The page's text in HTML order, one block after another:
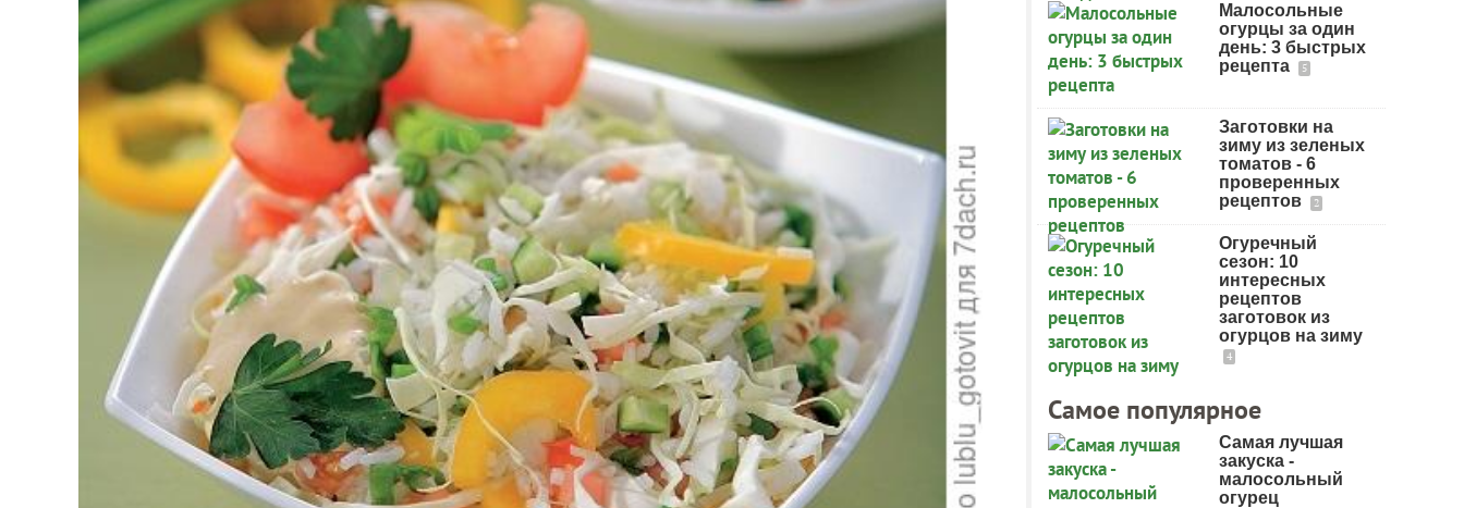
Малосольные
огурцы за один
день: 3 быстрых
рецепта
5
Заготовки на
зиму из зеленых
томатов - 6
проверенных
рецептов
2
Огуречный
сезон: 10
интересных
рецептов
заготовок из
огурцов на зиму
4
Самое популярное
Самая лучшая
закуска -
малосольный
огурец